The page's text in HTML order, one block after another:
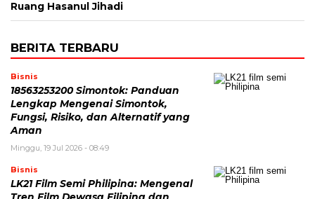
Ruang Hasanul Jihadi
BERITA TERBARU
Bisnis
18563253200 Simontok: Panduan
Lengkap Mengenai Simontok,
Fungsi, Risiko, dan Alternatif yang
Aman
Minggu, 19 Jul 2026 - 08:49
Bisnis
LK21 Film Semi Philipina: Mengenal